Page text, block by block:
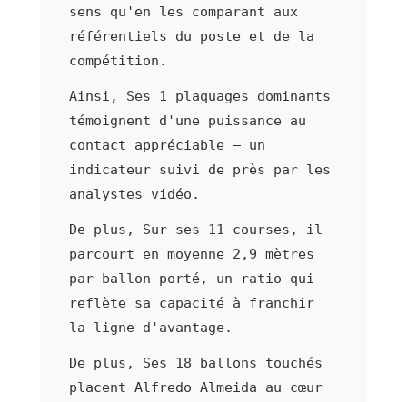
sens qu'en les comparant aux
référentiels du poste et de la
compétition.
Ainsi, Ses 1 plaquages dominants
témoignent d'une puissance au
contact appréciable — un
indicateur suivi de près par les
analystes vidéo.
De plus, Sur ses 11 courses, il
parcourt en moyenne 2,9 mètres
par ballon porté, un ratio qui
reflète sa capacité à franchir
la ligne d'avantage.
De plus, Ses 18 ballons touchés
placent Alfredo Almeida au cœur